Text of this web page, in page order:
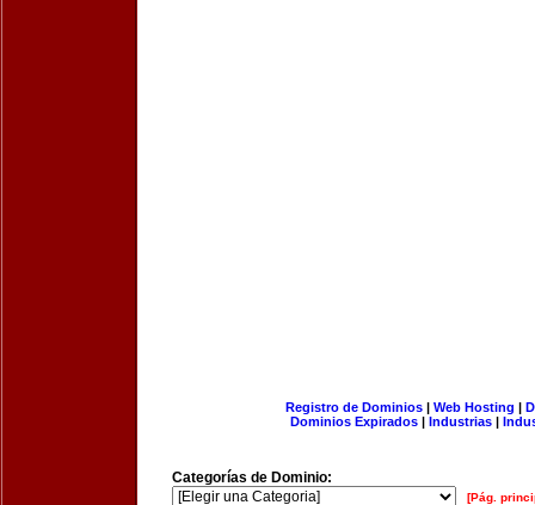
Registro de Dominios| Web Hosting |
Dominios Expirados | Industrias |
Categorías de Dominio:
[Pág.